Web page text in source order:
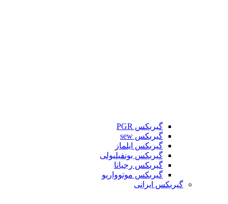
گیربکس PGR
گیربکس sew
گیربکس ایلماز
گیربکس بونفیلیولی
گیربکس رجیانا
گیربکس موتوواریو
گیربکس ایرانی